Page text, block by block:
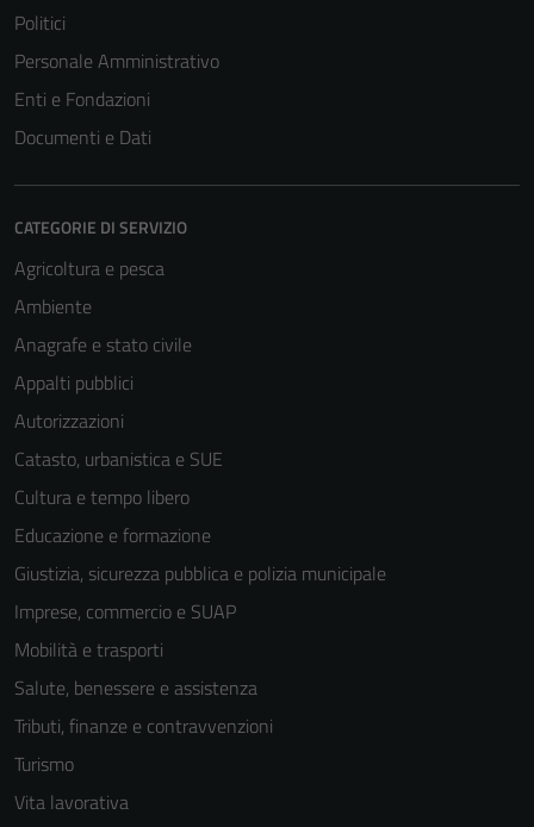
Politici
Personale Amministrativo
Enti e Fondazioni
Documenti e Dati
CATEGORIE DI SERVIZIO
Agricoltura e pesca
Ambiente
Anagrafe e stato civile
Appalti pubblici
Autorizzazioni
Catasto, urbanistica e SUE
Cultura e tempo libero
Educazione e formazione
Giustizia, sicurezza pubblica e polizia municipale
Imprese, commercio e SUAP
Mobilità e trasporti
Salute, benessere e assistenza
Tributi, finanze e contravvenzioni
Turismo
Vita lavorativa